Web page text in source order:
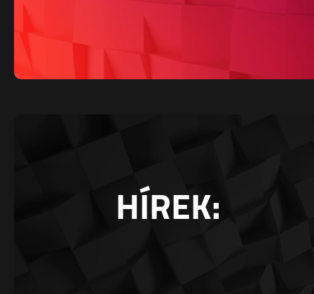
HÍREK: